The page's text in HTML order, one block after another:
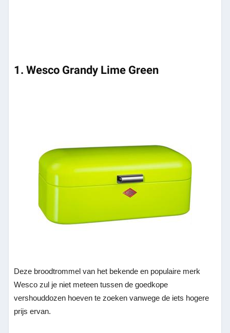
1. Wesco Grandy Lime Green
Deze broodtrommel van het bekende en populaire merk
Wesco zul je niet meteen tussen de goedkope
vershouddozen hoeven te zoeken vanwege de iets hogere
prijs ervan.